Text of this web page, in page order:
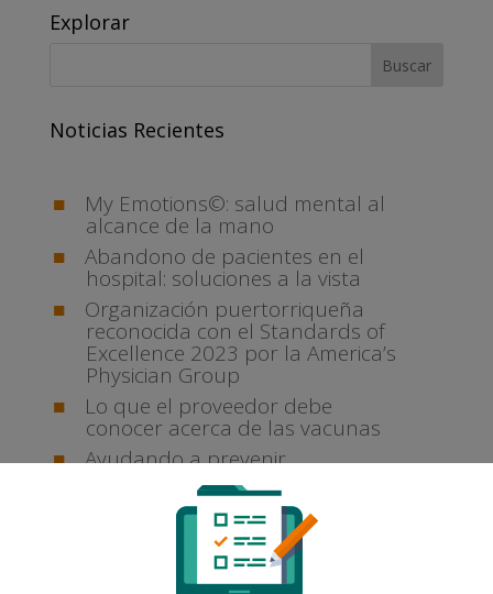
Explorar
Noticias Recientes
My Emotions©: salud mental al
alcance de la mano
Abandono de pacientes en el
hospital: soluciones a la vista
Organización puertorriqueña
reconocida con el Standards of
Excellence 2023 por la America’s
Physician Group
Lo que el proveedor debe
conocer acerca de las vacunas
Ayudando a prevenir
complicaciones renales